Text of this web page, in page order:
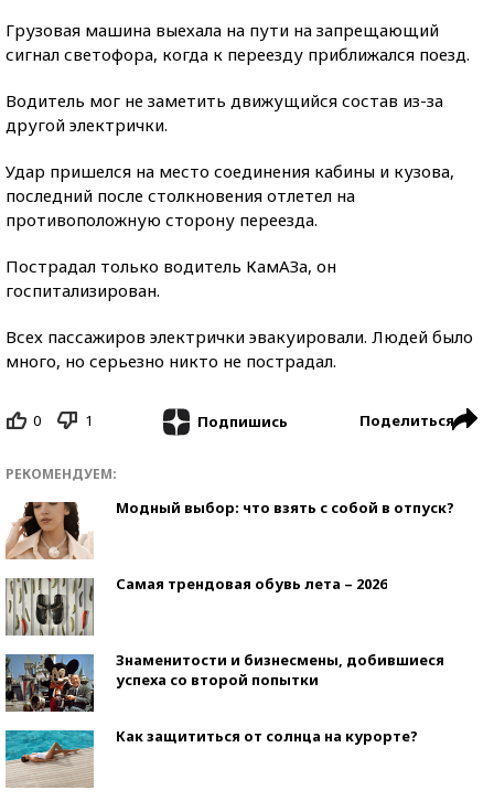
Грузовая машина выехала на пути на запрещающий
сигнал светофора, когда к переезду приближался поезд.
Водитель мог не заметить движущийся состав из-за
другой электрички.
Удар пришелся на место соединения кабины и кузова,
последний после столкновения отлетел на
противоположную сторону переезда.
Пострадал только водитель КамАЗа, он
госпитализирован.
Всех пассажиров электрички эвакуировали. Людей было
много, но серьезно никто не пострадал.
0 1 Подпишись Поделиться
РЕКОМЕНДУЕМ:
Модный выбор: что взять с собой в отпуск?
Самая трендовая обувь лета – 2026
Знаменитости и бизнесмены, добившиеся
успеха со второй попытки
Как защититься от солнца на курорте?